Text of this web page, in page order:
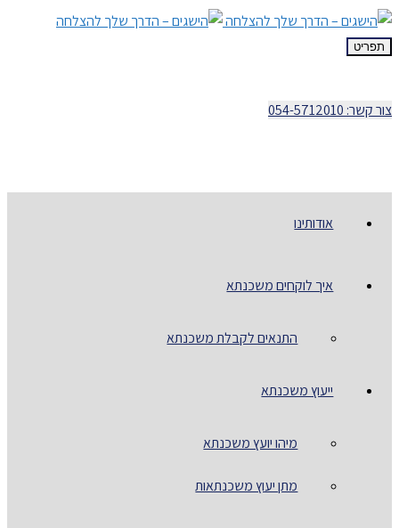
תפריט
צור קשר: 054-5712010
אודותינו
איך לוקחים משכנתא
התנאים לקבלת משכנתא
ייעוץ משכנתא
מיהו יועץ משכנתא
מתן יעוץ משכנתאות